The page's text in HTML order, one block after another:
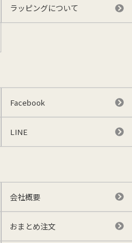
ラッピングについて
Facebook
LINE
会社概要
おまとめ注文